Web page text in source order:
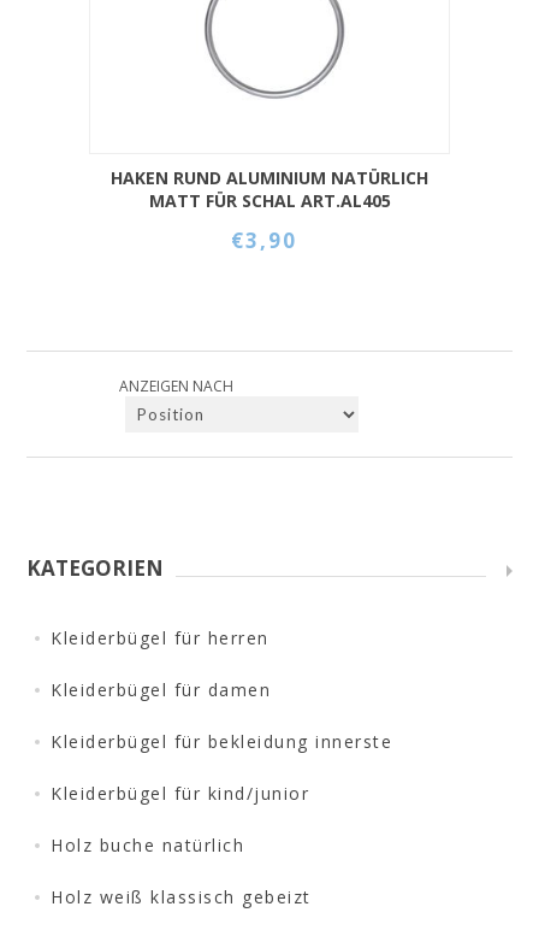
HAKEN RUND ALUMINIUM NATÜRLICH
MATT FÜR SCHAL ART.AL405
€3,90
ANZEIGEN NACH
KATEGORIEN
Kleiderbügel für herren
Kleiderbügel für damen
Kleiderbügel für bekleidung innerste
Kleiderbügel für kind/junior
Holz buche natürlich
Holz weiß klassisch gebeizt